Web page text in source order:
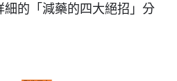
的「減藥的四大絕招」分